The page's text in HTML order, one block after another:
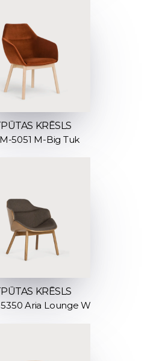
KRĒSLS
5051 M-Big Tuk
KRĒSLS
Aria Lounge W